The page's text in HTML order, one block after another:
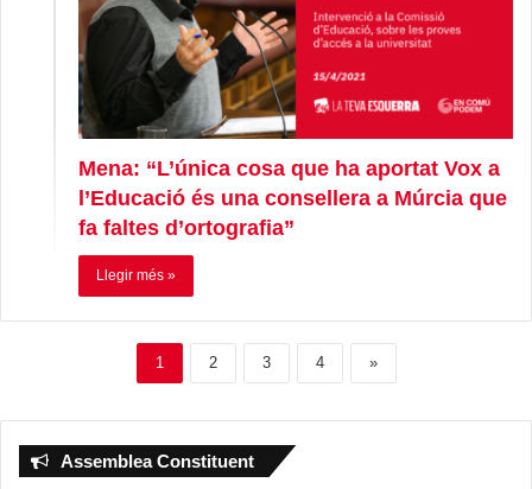
Mena: “L’única cosa que ha aportat Vox a
l’Educació és una consellera a Múrcia que
fa faltes d’ortografia”
Llegir més »
1 2 3 4 »
Assemblea Constituent